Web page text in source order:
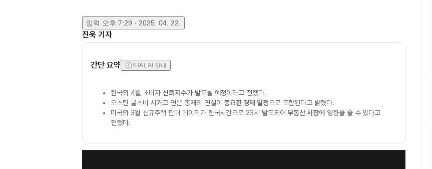
입력 오후 7:29 · 2025. 04. 22.
진욱 기자
간단 요약 STAT AI 안내
한국의 4월 소비자신뢰지수가 발표될 예정이라고 전했다.
오스틴 굴스비 시카고 연은 총재의 연설이중요한 경제 일정으로 포함된다고 밝혔다.
미국의 3월 신규주택 판매 데이터가 한국시간으로 23시 발표되어부동산 시장에 영향을 줄 수 있다고
전했다.